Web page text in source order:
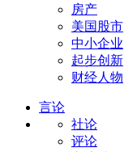
房产
美国股市
中小企业
起步创新
财经人物
言论
社论
评论